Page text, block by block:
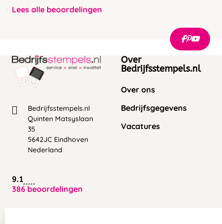
Lees alle beoordelingen
Bedrijfsstempels.nl
Quinten Matsyslaan
35
5642JC Eindhoven
Nederland
9.1
386 beoordelingen
Over
Bedrijfsstempels.nl
Over ons
Bedrijfsgegevens
Vacatures